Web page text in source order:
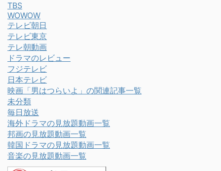
TBS
WOWOW
テレビ朝日
テレビ東京
テレ朝動画
ドラマのレビュー
フジテレビ
日本テレビ
映画「男はつらいよ」の関連記事一覧
未分類
毎日放送
海外ドラマの見放題動画一覧
邦画の見放題動画一覧
韓国ドラマの見放題動画一覧
音楽の見放題動画一覧